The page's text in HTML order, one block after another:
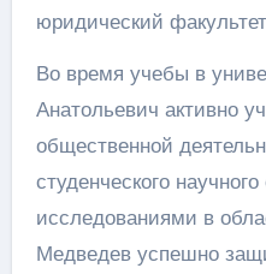
юридический
Во время учебы в
Анатольевич активно
общественной
студенческого
исследованиями в
Медведев успешно